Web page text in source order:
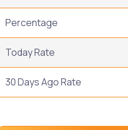
Percentage
Today Rate
30 Days Ago Rate